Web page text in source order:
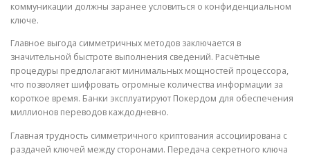
коммуникации должны заранее условиться о конфиденциальном
ключе.
Главное выгода симметричных методов заключается в
значительной быстроте выполнения сведений. Расчётные
процедуры предполагают минимальных мощностей процессора,
что позволяет шифровать огромные количества информации за
короткое время. Банки эксплуатируют Покердом для обеспечения
миллионов переводов каждодневно.
Главная трудность симметричного криптования ассоциирована с
раздачей ключей между сторонами. Передача секретного ключа